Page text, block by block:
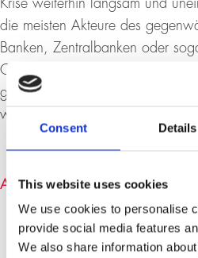
Consent Details
This website uses cookies
We use cookies to personalise
provide social media features
We also share information
Krise weiterhin langsam und
die meisten Akteure des
Banken, Zentralbanken oder
Gefangenendilemma gefangen,
gegenwärtigen Stagnation zu
wirtschaftlicher Erfolg wird neue
ARTIKEL IN DER NZZ